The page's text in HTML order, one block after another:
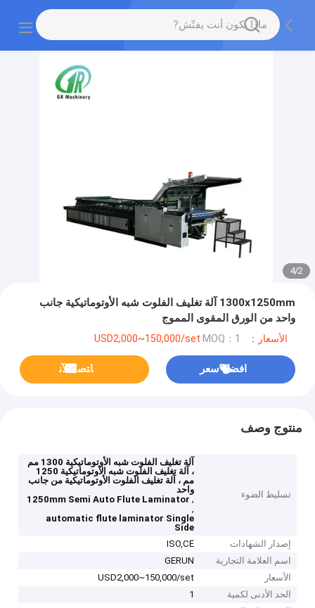
2
/
4
1300x1250mm آلة تغليف الفلوت شبه الأوتوماتيكية جانب
واحد من الورق المقوى المموج
الأسعار：USD2,000~150,000/set MOQ：1
افضل سعر ﺎﺘﺼﻟ ﺍﻶﻧ
منتوج وصف
تسليط الضوء
آلة تغليف الفلوت شبه الأوتوماتيكية 1300 مم
، آلة تغليف الفلوت شبه الأوتوماتيكية 1250
مم ، آلة تغليف الفلوت الأوتوماتيكية من جانب
واحد
,
1250mm Semi Auto Flute Laminator
,
automatic flute laminator Single
Side
إصدار الشهادات
ISO,CE
اسم العلامة التجارية
GERUN
الأسعار
USD2,000~150,000/set
الحد الأدنى لكمية
1